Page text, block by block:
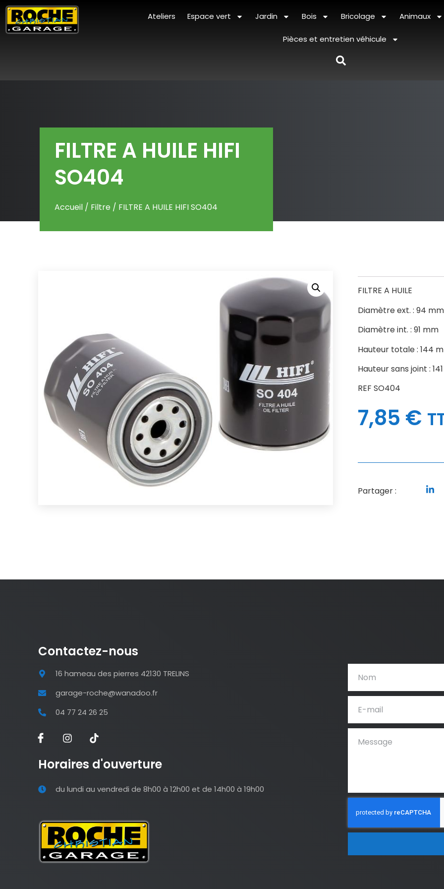
Ateliers Espace vert Jardin Bois Bricolage Animaux
Pièces et entretien véhicule
FILTRE A HUILE HIFI
SO404
Accueil / Filtre / FILTRE A HUILE HIFI SO404
FILTRE A HUILE
Diamètre ext. : 94 mm
Diamètre int. : 91 mm
Hauteur totale : 144
Hauteur sans joint :
REF SO404
7,85 €
Partager :
Contactez-nous
16 hameau des pierres 42130 TRELINS
garage-roche@wanadoo.fr
04 77 24 26 25
Horaires d'ouverture
du lundi au vendredi de 8h00 à 12h00 et de 14h00 à 19h00